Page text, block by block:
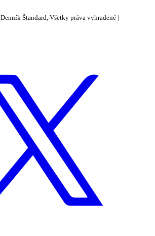
Denník Štandard, Všetky práva vyhradené |